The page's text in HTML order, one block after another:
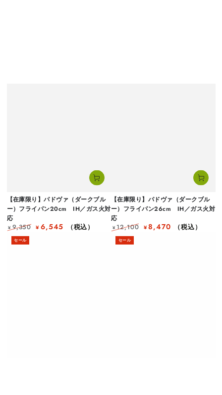
【在庫限り】パドヴァ（ダークブル
ー）フライパン20cm IH／ガス火対
応
定
価
¥ 9,350 ¥ 6,545 （税込）
【在庫限り】パドヴァ（ダークブル
ー）フライパン26cm IH／ガス火対
応
定
価
¥ 12,100 ¥8,470 （税込）
セール セール